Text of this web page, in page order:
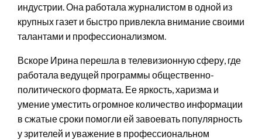
индустрии. Она работала журналистом в одной из
крупных газет и быстро привлекла внимание своими
талантами и профессионализмом.
Вскоре Ирина перешла в телевизионную сферу, где
работала ведущей программы общественно-
политического формата. Ее яркость, харизма и
умение уместить огромное количество информации
в сжатые сроки помогли ей завоевать популярность
у зрителей и уважение в профессиональном